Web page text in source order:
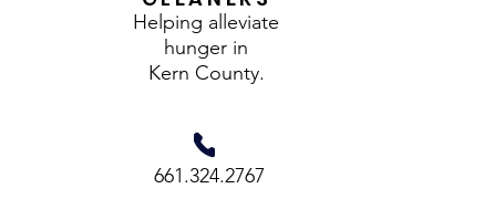
Helping alleviate
hunger in
Kern County.
661.324.2767